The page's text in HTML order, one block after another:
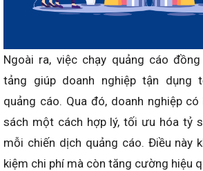
Ngoài ra, việc chạy quảng cáo
tảng giúp doanh nghiệp tận dụng
quảng cáo. Qua đó, doanh nghiệp
sách một cách hợp lý, tối ưu hóa tỷ
mỗi chiến dịch quảng cáo. Điều này
kiệm chi phí mà còn tăng cường hiệu